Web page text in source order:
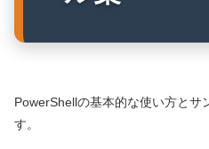
PowerShellの基本的な使い方とサ
す。